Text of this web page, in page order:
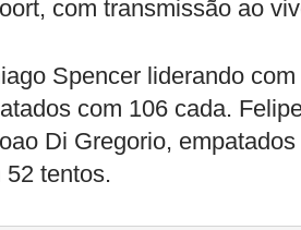
com transmissão ao
Spencer liderando
com 106 cada.
Di Gregorio,
tentos.